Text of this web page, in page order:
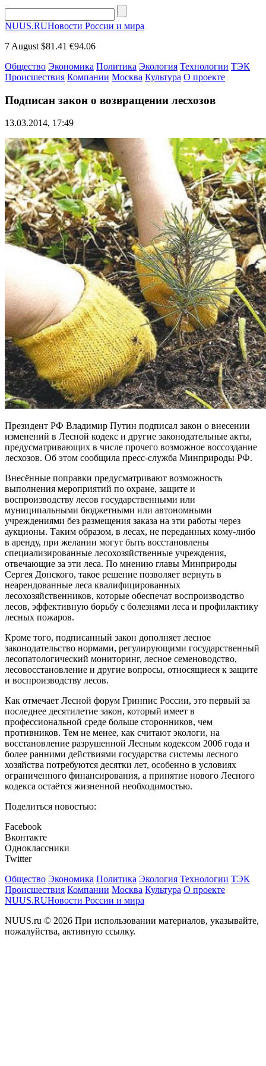
NUUS.RUНовости России и мира
7 August $81.41 €94.06
Общество Экономика Политика Экология Технологии ТЭК
Происшествия Компании Москва Культура О проекте
Подписан закон о возвращении лесхозов
13.03.2014, 17:49
Президент РФ Владимир Путин подписал закон о внесении
изменений в Лесной кодекс и другие законодательные акты,
предусматривающих в числе прочего возможное воссоздание
лесхозов. Об этом сообщила пресс-служба Минприроды РФ.
Внесённые поправки предусматривают возможность
выполнения мероприятий по охране, защите и
воспроизводству лесов государственными или
муниципальными бюджетными или автономными
учреждениями без размещения заказа на эти работы через
аукционы. Таким образом, в лесах, не переданных кому-либо
в аренду, при желании могут быть восстановлены
специализированные лесохозяйственные учреждения,
отвечающие за эти леса. По мнению главы Минприроды
Сергея Донского, такое решение позволяет вернуть в
неарендованные леса квалифицированных
лесохозяйственников, которые обеспечат воспроизводство
лесов, эффективную борьбу с болезнями леса и профилактику
лесных пожаров.
Кроме того, подписанный закон дополняет лесное
законодательство нормами, регулирующими государственный
лесопатологический мониторинг, лесное семеноводство,
лесовосстановление и другие вопросы, относящиеся к защите
и воспроизводству лесов.
Как отмечает Лесной форум Гринпис России, это первый за
последнее десятилетие закон, который имеет в
профессиональной среде больше сторонников, чем
противников. Тем не менее, как считают экологи, на
восстановление разрушенной Лесным кодексом 2006 года и
более ранними действиями государства системы лесного
хозяйства потребуются десятки лет, особенно в условиях
ограниченного финансирования, а принятие нового Лесного
кодекса остаётся жизненной необходимостью.
Поделиться новостью:
Facebook
Вконтакте
Одноклассники
Twitter
Общество Экономика Политика Экология Технологии ТЭК
Происшествия Компании Москва Культура О проекте
NUUS.RUНовости России и мира
NUUS.ru © 2026 При использовании материалов, указывайте,
пожалуйства, активную ссылку.